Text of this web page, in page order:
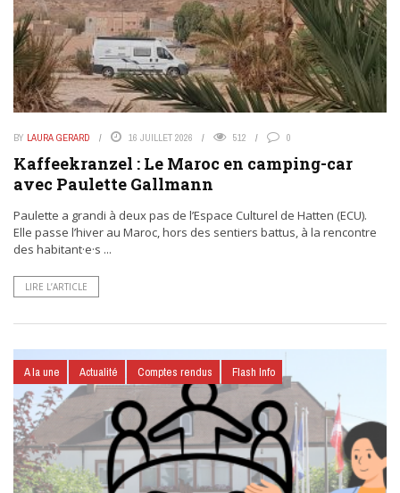
BY LAURA GERARD 16 JUILLET 2026 512 0
Kaffeekranzel : Le Maroc en camping-car
avec Paulette Gallmann
Paulette a grandi à deux pas de l’Espace Culturel de Hatten (ECU).
Elle passe l’hiver au Maroc, hors des sentiers battus, à la rencontre
des habitant·e·s ...
LIRE L’ARTICLE
A la une Actualité Comptes rendus Flash Info